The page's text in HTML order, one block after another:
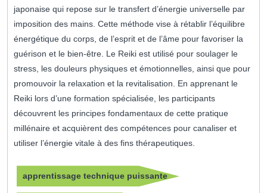
japonaise qui repose sur le transfert d’énergie universelle par
imposition des mains. Cette méthode vise à rétablir l’équilibre
énergétique du corps, de l’esprit et de l’âme pour favoriser la
guérison et le bien-être. Le Reiki est utilisé pour soulager le
stress, les douleurs physiques et émotionnelles, ainsi que pour
promouvoir la relaxation et la revitalisation. En apprenant le
Reiki lors d’une formation spécialisée, les participants
découvrent les principes fondamentaux de cette pratique
millénaire et acquièrent des compétences pour canaliser et
utiliser l’énergie vitale à des fins thérapeutiques.
apprentissage technique puissante